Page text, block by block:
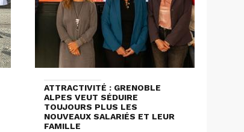
ATTRACTIVITÉ : GRENOBLE
ALPES VEUT SÉDUIRE
TOUJOURS PLUS LES
NOUVEAUX SALARIÉS ET LEUR
FAMILLE